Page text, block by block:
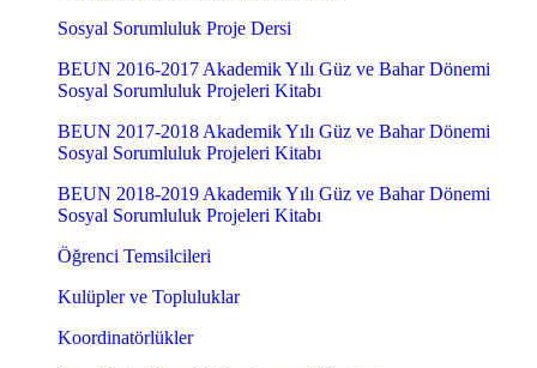
Sosyal Sorumluluk Proje Dersi
BEUN 2016-2017 Akademik Yılı Güz ve Bahar Dönemi
Sosyal Sorumluluk Projeleri Kitabı
BEUN 2017-2018 Akademik Yılı Güz ve Bahar Dönemi
Sosyal Sorumluluk Projeleri Kitabı
BEUN 2018-2019 Akademik Yılı Güz ve Bahar Dönemi
Sosyal Sorumluluk Projeleri Kitabı
Öğrenci Temsilcileri
Kulüpler ve Topluluklar
Koordinatörlükler